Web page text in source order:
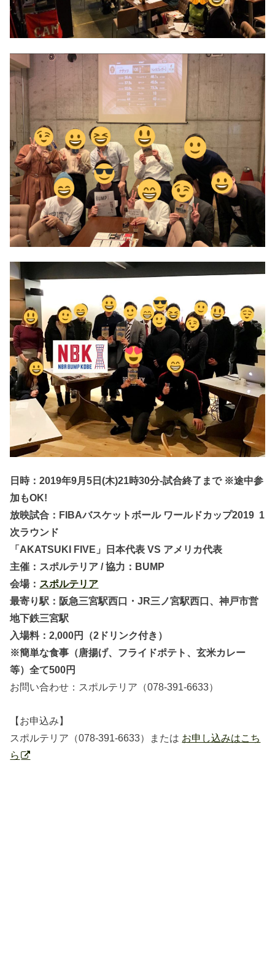
日時：2019年9月5日(木)21時30分-試合終了まで ※途中参
加もOK!
放映試合：FIBAバスケットボール ワールドカップ2019 1
次ラウンド
「AKATSUKI FIVE」日本代表 VS アメリカ代表
主催：スポルテリア / 協力：BUMP
会場： スポルテリア
最寄り駅：阪急三宮駅西口・JR三ノ宮駅西口、神戸市営
地下鉄三宮駅
入場料：2,000円（2ドリンク付き）
※簡単な食事（唐揚げ、フライドポテト、玄米カレー
等）全て500円
お問い合わせ：スポルテリア（078-391-6633）
【お申込み】
スポルテリア（078-391-6633）または お申し込みはこち
ら